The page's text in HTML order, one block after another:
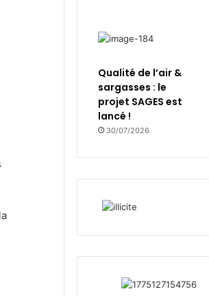
Qualité de l’air &
sargasses : le
projet SAGES est
lancé !
30/07/2026